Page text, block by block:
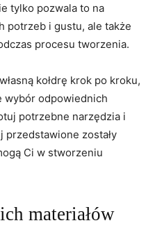
tylko ‍pozwala to na
potrzeb i gustu, ale także
procesu tworzenia.
kołdrę krok po kroku,
wybór odpowiednich
potrzebne narzędzia i
przedstawione zostały
Ci w stworzeniu
materiałów